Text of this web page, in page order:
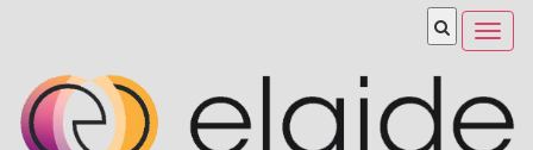
Abrir
menú